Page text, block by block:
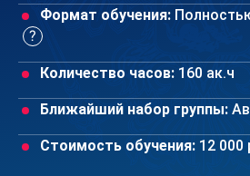
Формат обучения:
Количество часов: 160 ак.ч
Ближайший набор группы:
Стоимость обучения: 12 000